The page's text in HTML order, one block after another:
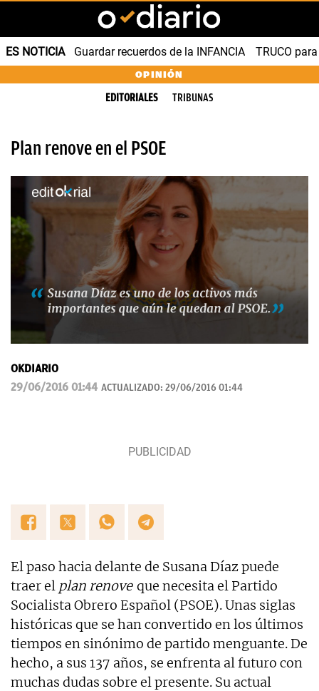
ES NOTICIA Guardar recuerdos de la INFANCIA TRUCO
OPINIÓN
EDITORIALES TRIBUNAS
Plan renove en el PSOE
OKDIARIO
29/06/2016 01:44 ACTUALIZADO: 29/06/2016 01:44
El paso hacia delante de Susana Díaz puede
traer el plan renove que necesita el Partido
Socialista Obrero Español (PSOE). Unas siglas
históricas que se han convertido en los últimos
tiempos en sinónimo de partido menguante. De
hecho, a sus 137 años, se enfrenta al futuro con
muchas dudas sobre el presente. Su actual